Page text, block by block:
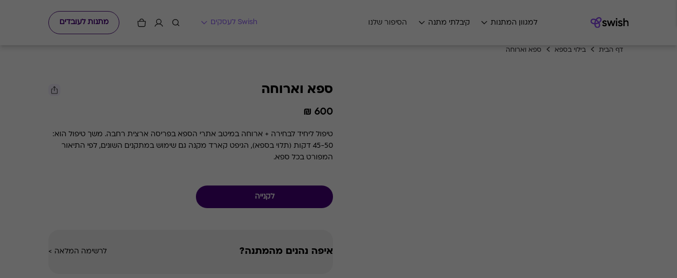
למגוון המתנות קיבלתי מתנה הסיפור שלנו Swish לעסקים מתנות לעובדים
דף הבית בילוי בספא ספא וארוחה
ספא וארוחה
600 ₪
טיפול ליחיד לבחירה + ארוחה במיטב אתרי הספא בפריסה ארצית רחבה. משך טיפול הוא:
45-50 דקות (תלוי בספא), הגיפט קארד מקנה גם שימוש במתקנים השונים, לפי התיאור
המפורט בכל ספא.
לקנייה
איפה נהנים מהמתנה? לרשימה המלאה >